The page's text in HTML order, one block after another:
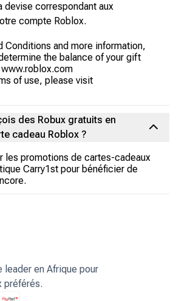
devise correspondant aux
compte Roblox.
Conditions and more information,
the balance of your gift
of use, please visit
des Robux gratuits en
cadeau Roblox ?
les promotions de cartes-cadeaux
Carry1st pour bénéficier de
leader en Afrique pour
préférés.